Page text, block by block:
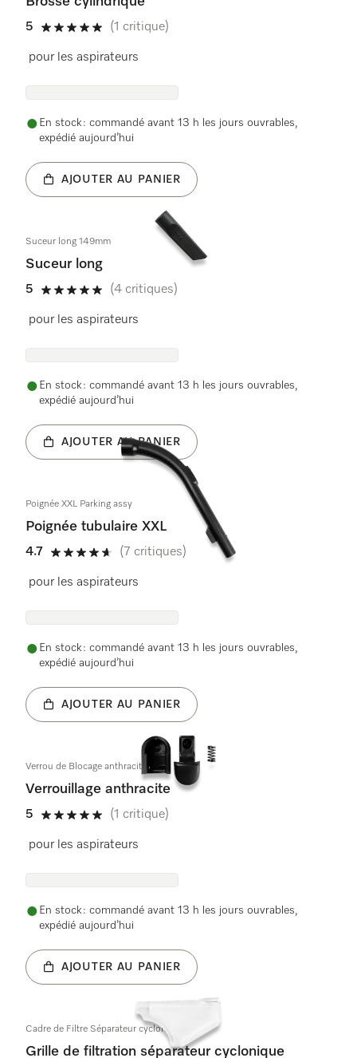
5
5 étoiles sur 5
(1 critique)
pour les aspirateurs
En stock : commandé avant 13 h les jours ouvrables,
expédié aujourd’hui
AJOUTER AU PANIER
Suceur long 149mm
Suceur long
5
5 étoiles sur 5
(4 critiques)
pour les aspirateurs
En stock : commandé avant 13 h les jours ouvrables,
expédié aujourd’hui
AJOUTER AU PANIER
Poignée XXL Parking assy
Poignée tubulaire XXL
4.7
4.7 étoiles sur 5
(7 critiques)
pour les aspirateurs
En stock : commandé avant 13 h les jours ouvrables,
expédié aujourd’hui
AJOUTER AU PANIER
Verrou de Blocage anthracite
Verrouillage anthracite
5
5 étoiles sur 5
(1 critique)
pour les aspirateurs
En stock : commandé avant 13 h les jours ouvrables,
expédié aujourd’hui
AJOUTER AU PANIER
Cadre de Filtre Séparateur cycloniq
Grille de filtration séparateur cyclonique